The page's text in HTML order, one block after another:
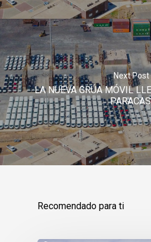
Next Post
LA NUEVA GRÚA MÓVIL
Recomendado para ti